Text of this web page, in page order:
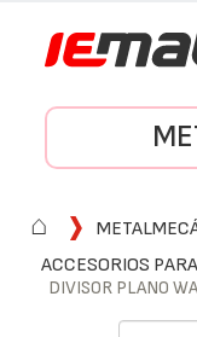
⌂
ACCESORIOS
DIVISOR PLANO